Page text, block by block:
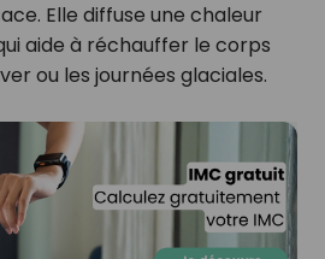
Elle diffuse une chaleur
aide à réchauffer le corps
ou les journées glaciales.